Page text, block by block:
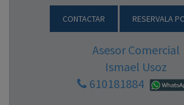
CONTACTAR RESERVALA
Asesor Comercial
Ismael Usoz
610181884